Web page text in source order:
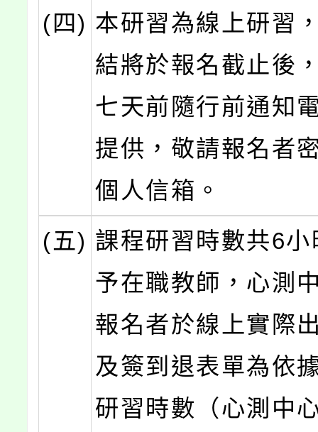
(四) 本研習為線上研習
結將於報名截止後
七天前隨行前通知
提供，敬請報名者
個人信箱。
(五) 課程研習時數共6
予在職教師，心測
報名者於線上實際
及簽到退表單為依
研習時數（心測中